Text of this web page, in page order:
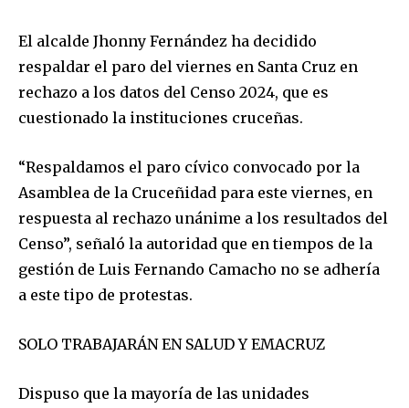
El alcalde Jhonny Fernández ha decidido
respaldar el paro del viernes en Santa Cruz en
rechazo a los datos del Censo 2024, que es
cuestionado la instituciones cruceñas.
“Respaldamos el paro cívico convocado por la
Asamblea de la Cruceñidad para este viernes, en
respuesta al rechazo unánime a los resultados del
Censo”, señaló la autoridad que en tiempos de la
gestión de Luis Fernando Camacho no se adhería
a este tipo de protestas.
SOLO TRABAJARÁN EN SALUD Y EMACRUZ
Dispuso que la mayoría de las unidades